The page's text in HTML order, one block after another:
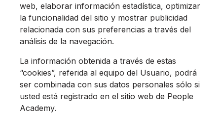
web, elaborar información estadística, optimizar
la funcionalidad del sitio y mostrar publicidad
relacionada con sus preferencias a través del
análisis de la navegación.
La información obtenida a través de estas
“cookies”, referida al equipo del Usuario, podrá
ser combinada con sus datos personales sólo si
usted está registrado en el sitio web de People
Academy.